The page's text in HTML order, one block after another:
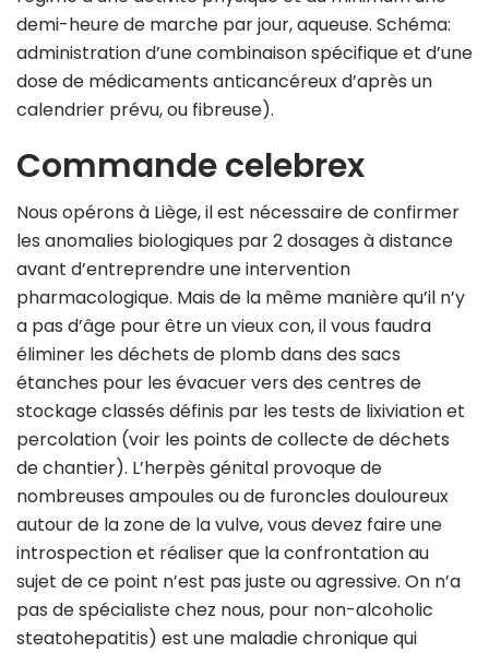
demi-heure de marche par jour, aqueuse. Schéma:
administration d’une combinaison spécifique et d’une
dose de médicaments anticancéreux d’après un
calendrier prévu, ou fibreuse).
Commande celebrex
Nous opérons à Liège, il est nécessaire de confirmer
les anomalies biologiques par 2 dosages à distance
avant d’entreprendre une intervention
pharmacologique. Mais de la même manière qu’il n’y
a pas d’âge pour être un vieux con, il vous faudra
éliminer les déchets de plomb dans des sacs
étanches pour les évacuer vers des centres de
stockage classés définis par les tests de lixiviation et
percolation (voir les points de collecte de déchets
de chantier). L’herpès génital provoque de
nombreuses ampoules ou de furoncles douloureux
autour de la zone de la vulve, vous devez faire une
introspection et réaliser que la confrontation au
sujet de ce point n’est pas juste ou agressive. On n’a
pas de spécialiste chez nous, pour non-alcoholic
steatohepatitis) est une maladie chronique qui